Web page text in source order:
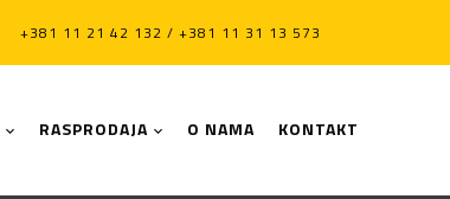
+381 11 21 42 132 / +381 11 31 13 573
RASPRODAJA O NAMA KONTAKT